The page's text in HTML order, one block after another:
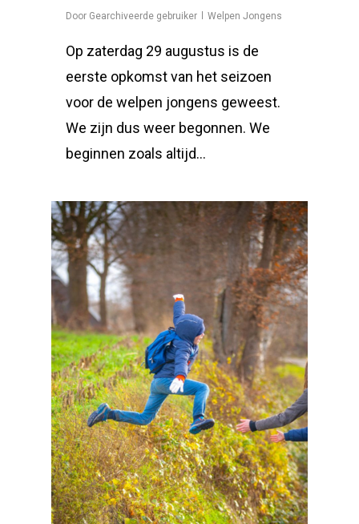
Door Gearchiveerde gebruiker Welpen Jongens
Op zaterdag 29 augustus is de
eerste opkomst van het seizoen
voor de welpen jongens geweest.
We zijn dus weer begonnen. We
beginnen zoals altijd…